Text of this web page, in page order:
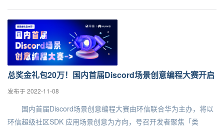
总奖金礼包20万！国内首届Discord场景创意编程大赛开启
发布于 2022-11-08
国内首届Discord场景创意编程大赛由环信联合华为主办，将以
环信超级社区SDK 应用场景创意为方向，号召开发者聚焦「类